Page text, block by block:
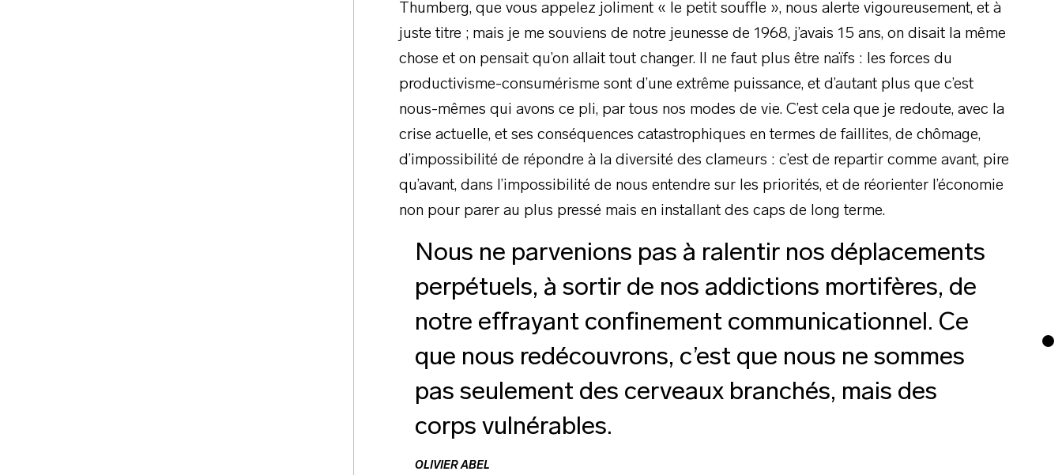
Thumberg, que vous appelez joliment « le petit souffle », nous alerte vigoureusement, et à
juste titre ; mais je me souviens de notre jeunesse de 1968, j’avais 15 ans, on disait la même
chose et on pensait qu’on allait tout changer. Il ne faut plus être naïfs : les forces du
productivisme-consumérisme sont d’une extrême puissance, et d’autant plus que c’est
nous-mêmes qui avons ce pli, par tous nos modes de vie. C’est cela que je redoute, avec la
crise actuelle, et ses conséquences catastrophiques en termes de faillites, de chômage,
d’impossibilité de répondre à la diversité des clameurs : c’est de repartir comme avant, pire
qu’avant, dans l’impossibilité de nous entendre sur les priorités, et de réorienter l’économie
non pour parer au plus pressé mais en installant des caps de long terme.
Nous ne parvenions pas à ralentir nos déplacements
perpétuels, à sortir de nos addictions mortifères, de
notre effrayant confinement communicationnel. Ce
que nous redécouvrons, c’est que nous ne sommes
pas seulement des cerveaux branchés, mais des
corps vulnérables.
OLIVIER ABEL